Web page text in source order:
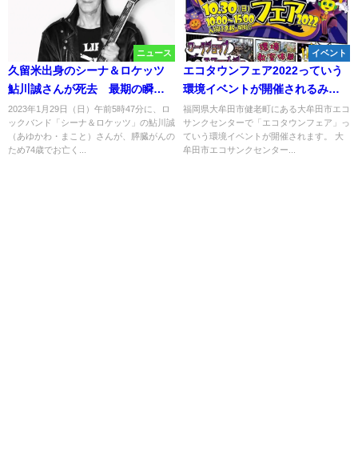
ニュース
久留米出身のシーナ＆ロケッツ
鮎川誠さんが死去 最期の瞬間
までロックに身を捧げた生涯
2023年1月29日（日）午前5時47分に、ロ
ックバンド「シーナ＆ロケッツ」の鮎川誠
（あゆかわ・まこと）さんが、膵臓がんの
ため74歳でお亡く...
イベント
エコタウンフェア2022っていう
環境イベントが開催されるみた
い。ハロウィンクイズラリーや
エコマルシェなど！10月30日
（大牟田市）
福岡県大牟田市健老町にある大牟田市エコ
サンクセンターで「エコタウンフェア」っ
ていう環境イベントが開催されます。 大
牟田市エコサンクセンター...